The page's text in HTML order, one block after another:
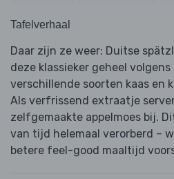
Tafelverhaal
Daar zijn ze weer: Duitse
deze klassieker geheel
verschillende soorten kaas en
Als verfrissend extraatje
zelfgemaakte appelmoes bij.
van tijd helemaal verorberd –
betere feel-good maaltijd